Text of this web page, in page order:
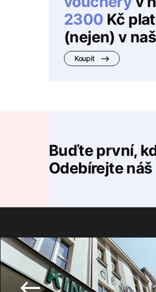
2300 Kč
(nejen) v
Koupit
Buďte první,
Odebírejte